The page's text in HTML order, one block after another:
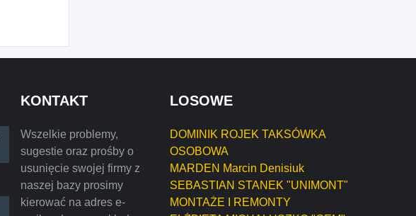
KONTAKT
Wszelkie problemy,
sugestie oraz prośby o
usunięcie swojej firmy z
naszej bazy prosimy
kierować na adres e-
LOSOWE
DOMINIK ROJEK TAKSÓWKA
OSOBOWA
MARDEN Marcin Denisiuk
SEBASTIAN STANEK "UNIMONT"
MONTAŻE I REMONTY